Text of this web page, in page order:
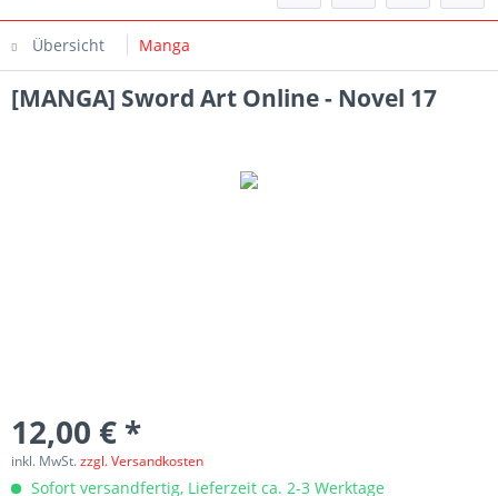
Übersicht Manga
[MANGA] Sword Art Online - Novel 17
12,00 € *
inkl. MwSt.zzgl. Versandkosten
Sofort versandfertig, Lieferzeit ca. 2-3 Werktage